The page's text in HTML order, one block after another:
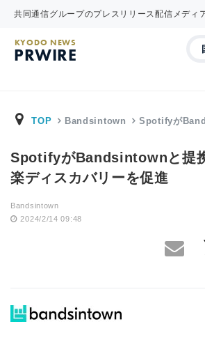
共同通信グループのプレスリリース配信メディ
KYODO NEWS
PRWIRE
TOP Bandsintown Spotifyが
SpotifyがBandsintownと提
楽ディスカバリーを促進
Bandsintown
2024/2/14 09:48